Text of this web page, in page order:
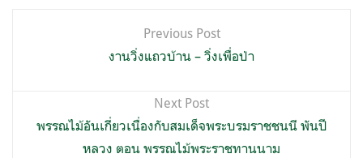
Previous Post
งานวิ่งแถวบ้าน – วิ่งเพื่อป่า
Next Post
พรรณไม้อันเกี่ยวเนื่องกับสมเด็จพระบรมราชชนนี พันปี
หลวง ตอน พรรณไม้พระราชทานนาม